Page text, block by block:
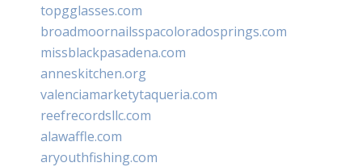
topgglasses.com
broadmoornailsspacoloradosprings.com
missblackpasadena.com
anneskitchen.org
valenciamarketytaqueria.com
reefrecordsllc.com
alawaffle.com
aryouthfishing.com